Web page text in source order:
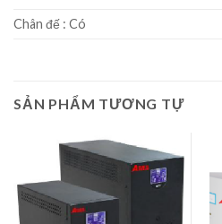
Chân đế : Có
SẢN PHẨM TƯƠNG TỰ